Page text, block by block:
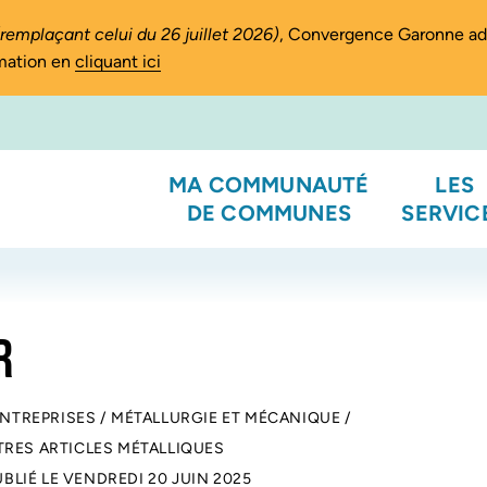
celui du 26 juillet 2026), Convergence Garonne
en cliquant ici
MA COMMUNAUTÉ
DE COMMUNES
LES
/ MÉTALLURGIE ET MÉCANIQUE /
ARTICLES MÉTALLIQUES
LE VENDREDI 20 JUIN 2025